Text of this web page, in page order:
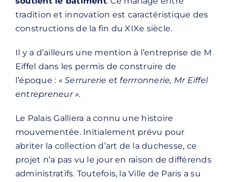
tradition et innovation est caractéristique des
constructions de la fin du XIXe siècle.
Il y a d’ailleurs une mention à l’entreprise de M
Eiffel dans les permis de construire de
l’époque : «Serrurerie et ferrronnerie, Mr Eiffel
entrepreneur ».
Le Palais Galliera a connu une histoire
mouvementée. Initialement prévu pour
abriter la collection d’art de la duchesse, ce
projet n’a pas vu le jour en raison de différends
administratifs. Toutefois, la Ville de Paris a su